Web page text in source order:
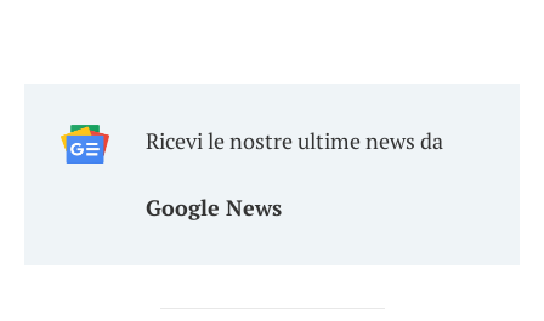
Ricevi le nostre ultime news da
Google News